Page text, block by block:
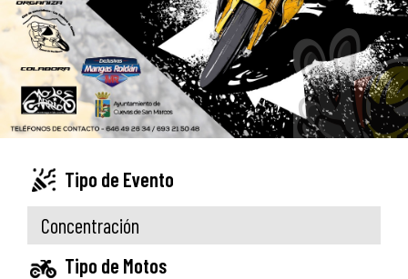
Tipo de Evento
Concentración
Tipo de Motos